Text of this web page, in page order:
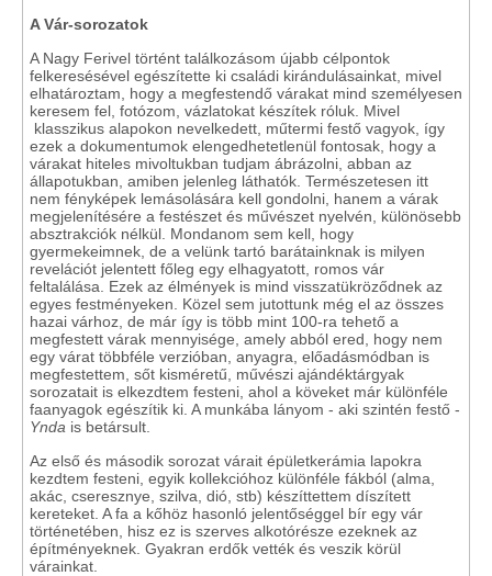
A Vár-sorozatok
A Nagy Ferivel történt találkozásom újabb célpontok
felkeresésével egészítette ki családi kirándulásainkat, mivel
elhatároztam, hogy a megfestendő várakat mind személyesen
keresem fel, fotózom, vázlatokat készítek róluk. Mivel
klasszikus alapokon nevelkedett, műtermi festő vagyok, így
ezek a dokumentumok elengedhetetlenül fontosak, hogy a
várakat hiteles mivoltukban tudjam ábrázolni, abban az
állapotukban, amiben jelenleg láthatók. Természetesen itt
nem fényképek lemásolására kell gondolni, hanem a várak
megjelenítésére a festészet és művészet nyelvén, különösebb
absztrakciók nélkül. Mondanom sem kell, hogy
gyermekeimnek, de a velünk tartó barátainknak is milyen
revelációt jelentett főleg egy elhagyatott, romos vár
feltalálása. Ezek az élmények is mind visszatükröződnek az
egyes festményeken. Közel sem jutottunk még el az összes
hazai várhoz, de már így is több mint 100-ra tehető a
megfestett várak mennyisége, amely abból ered, hogy nem
egy várat többféle verzióban, anyagra, előadásmódban is
megfestettem, sőt kisméretű, művészi ajándéktárgyak
sorozatait is elkezdtem festeni, ahol a köveket már különféle
faanyagok egészítik ki. A munkába lányom - aki szintén festő -
Ynda is betársult.
Az első és második sorozat várait épületkerámia lapokra
kezdtem festeni, egyik kollekcióhoz különféle fákból (alma,
akác, cseresznye, szilva, dió, stb) készíttettem díszített
kereteket. A fa a kőhöz hasonló jelentőséggel bír egy vár
történetében, hisz ez is szerves alkotórésze ezeknek az
építményeknek. Gyakran erdők vették és veszik körül
várainkat.